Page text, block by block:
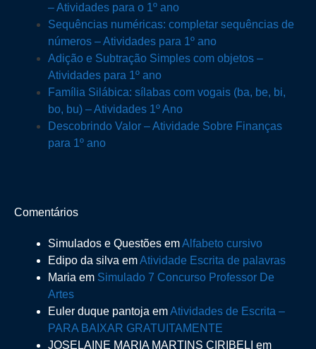
– Atividades para o 1º ano
Sequências numéricas: completar sequências de
números – Atividades para 1º ano
Adição e Subtração Simples com objetos –
Atividades para 1º ano
Família Silábica: sílabas com vogais (ba, be, bi,
bo, bu) – Atividades 1º Ano
Descobrindo Valor – Atividade Sobre Finanças
para 1º ano
Comentários
Simulados e Questões emAlfabeto cursivo
Edipo da silva emAtividade Escrita de palavras
Maria em Simulado 7 Concurso Professor De
Artes
Euler duque pantoja emAtividades de Escrita –
PARA BAIXAR GRATUITAMENTE
JOSELAINE MARIA MARTINS CIRIBELI em